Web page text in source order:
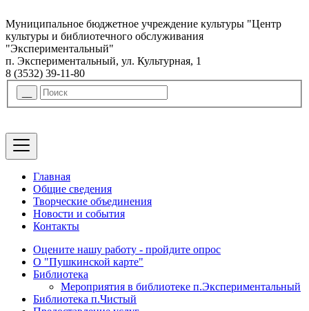
Муниципальное бюджетное учреждение культуры "Центр
культуры и библиотечного обслуживания
"Экспериментальный"
п. Экспериментальный, ул. Культурная, 1
8 (3532) 39-11-80
Главная
Общие сведения
Творческие объединения
Новости и события
Контакты
Оцените нашу работу - пройдите опрос
О "Пушкинской карте"
Библиотека
Мероприятия в библиотеке п.Экспериментальный
Библиотека п.Чистый